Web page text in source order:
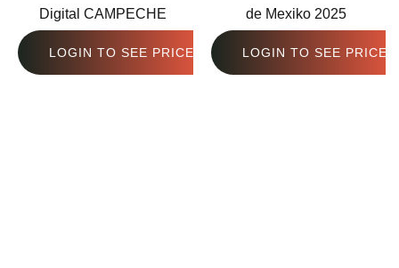
Digital CAMPECHE
LOGIN TO SEE PRICE
de Mexiko 2025
LOGIN TO SEE PRICE